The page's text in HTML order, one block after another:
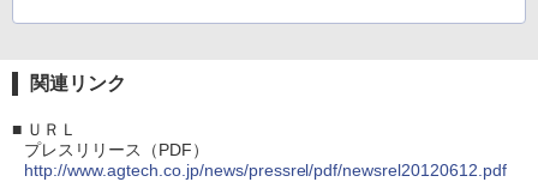
関連リンク
■ ＵＲＬ
プレスリリース（PDF）
http://www.agtech.co.jp/news/pressrel/pdf/newsrel20120612.pdf